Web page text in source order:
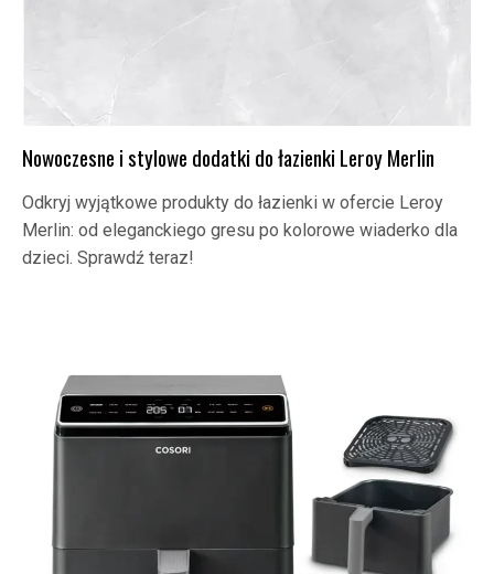
Nowoczesne i stylowe dodatki do łazienki Leroy Merlin
Odkryj wyjątkowe produkty do łazienki w ofercie Leroy
Merlin: od eleganckiego gresu po kolorowe wiaderko dla
dzieci. Sprawdź teraz!